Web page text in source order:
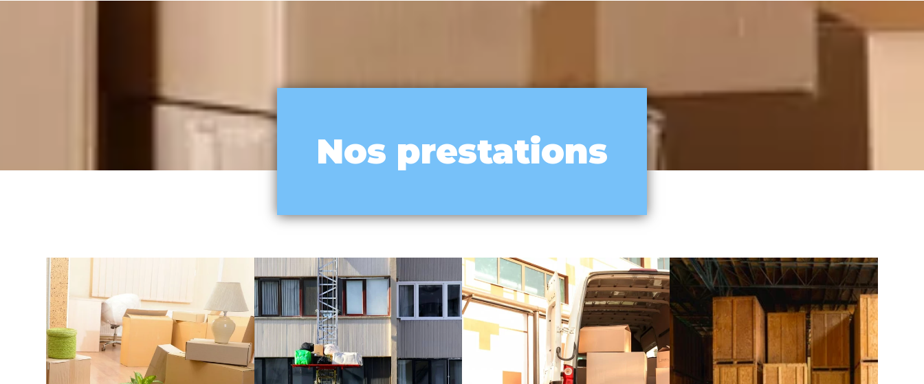
Nos prestations